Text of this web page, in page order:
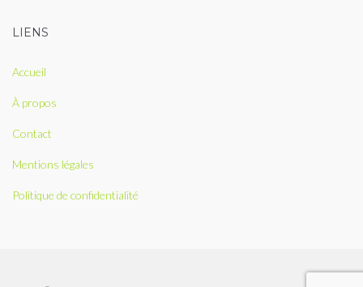
LIENS
Accueil
À propos
Contact
Mentions légales
Politique de confidentialité